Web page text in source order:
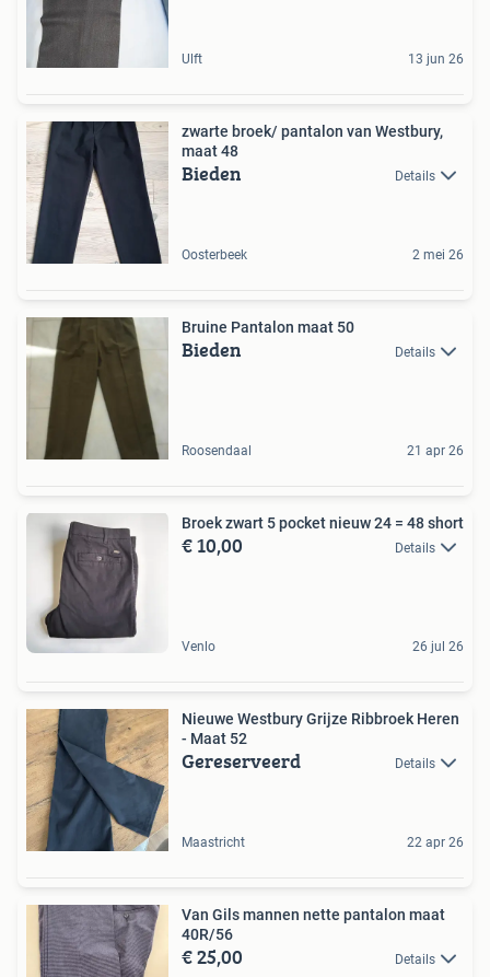
Ulft 13 jun 26
zwarte broek/ pantalon van Westbury,
maat 48
Bieden Details
Oosterbeek 2 mei 26
Bruine Pantalon maat 50
Bieden Details
Roosendaal 21 apr 26
Broek zwart 5 pocket nieuw 24 = 48 short
€ 10,00 Details
Venlo 26 jul 26
Nieuwe Westbury Grijze Ribbroek Heren
- Maat 52
Gereserveerd Details
Maastricht 22 apr 26
Van Gils mannen nette pantalon maat
40R/56
€ 25,00 Details